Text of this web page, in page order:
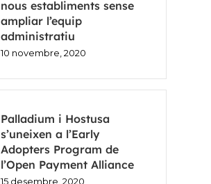
nous establiments sense
ampliar l’equip
administratiu
10 novembre, 2020
Palladium i Hostusa
s’uneixen a l’Early
Adopters Program de
l’Open Payment Alliance
15 desembre, 2020
EN